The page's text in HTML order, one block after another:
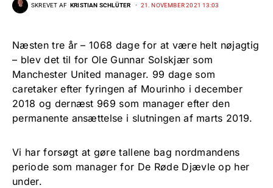
SKREVET AF KRISTIAN SCHLÜTER 21. NOVEMBER 2021 13:03
Næsten tre år – 1068 dage for at være helt nøjagtig
– blev det til for Ole Gunnar Solskjær som
Manchester United manager. 99 dage som
caretaker efter fyringen af Mourinho i december
2018 og dernæst 969 som manager efter den
permanente ansættelse i slutningen af marts 2019.
Vi har forsøgt at gøre tallene bag nordmandens
periode som manager for De Røde Djævle op her
under.